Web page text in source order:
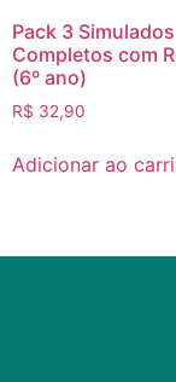
Pack 3 Simulados
Completos com
(6º ano)
R$ 32,90
Adicionar ao